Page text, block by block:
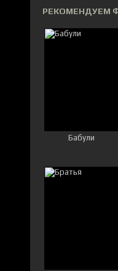
РЕКОМЕНДУЕМ
Бабули